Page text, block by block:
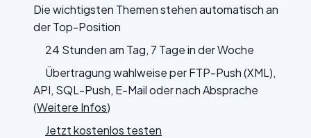
Die wichtigsten Themen stehen automatisch an
der Top-Position
24 Stunden am Tag, 7 Tage in der Woche
Übertragung wahlweise per FTP-Push (XML),
API, SQL-Push, E-Mail oder nach Absprache
(Weitere Infos)
Jetzt kostenlos testen